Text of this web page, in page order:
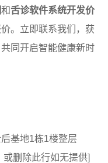
和舌诊软件系统开发价
。立即联系我们，获
同开启智能健康新时
基地1栋1楼整层
删除此行如无提供]